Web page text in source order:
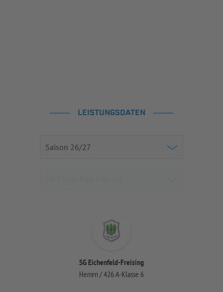
LEISTUNGSDATEN
SG Eichenfeld-Freising
Herren / 426 A-Klasse 6